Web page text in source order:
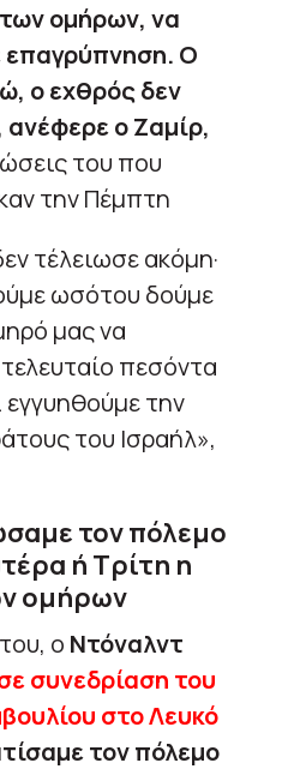
ομήρων, να
επαγρύπνηση. Ο
ο εχθρός δεν
ο Ζαμίρ,
του που
την Πέμπτη
τέλειωσε ακόμη·
ωσότου δούμε
μας να
πεσόντα
εγγυηθούμε την
του Ισραήλ»,
τον πόλεμο
ή Τρίτη η
ομήρων
ο Ντόναλντ
συνεδρίαση του
στο Λευκό
τον πόλεμο